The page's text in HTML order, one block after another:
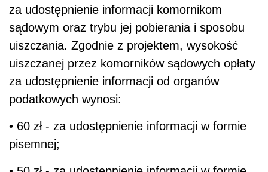
za udostępnienie informacji komornikom
sądowym oraz trybu jej pobierania i sposobu
uiszczania. Zgodnie z projektem, wysokość
uiszczanej przez komorników sądowych opłaty
za udostępnienie informacji od organów
podatkowych wynosi:
• 60 zł - za udostępnienie informacji w formie
pisemnej;